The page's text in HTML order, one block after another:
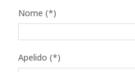
Nome (*)
Apelido (*)